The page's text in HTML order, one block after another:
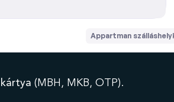
kártya (MBH, MKB, OTP).